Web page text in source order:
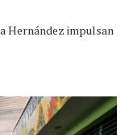
Hernández impulsan